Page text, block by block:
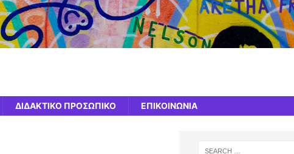
ΔΙΔΑΚΤΙΚΟ ΠΡΟΣΩΠΙΚΟ ΕΠΙΚΟΙΝΩΝΙΑ